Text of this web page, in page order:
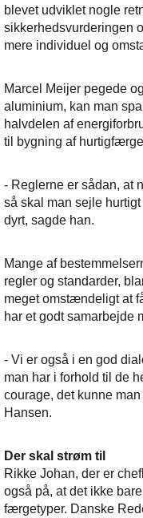
blevet udviklet nogle
sikkerhedsvurderingen
mere individuel og
Marcel Meijer pegede
aluminium, kan man
halvdelen af
til bygning af
- Reglerne er sådan, at
så skal man sejle
dyrt, sagde han.
Mange af
regler og standarder,
meget omstændeligt at
har et godt samarbejde
- Vi er også i en god
man har i forhold til de
courage, det kunne
Hansen.
Der skal strøm til
Rikke Johan, der er
også på, at det ikke
færgetyper. Danske